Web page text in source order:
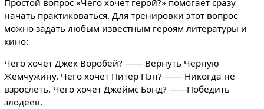
Простой вопрос «Чего хочет герой?» помогает сразу
начать практиковаться. Для тренировки этот вопрос
можно задать любым известным героям литературы и
кино:
Чего хочет Джек Воробей? —— Вернуть Черную
Жемчужину. Чего хочет Питер Пэн? —— Никогда не
взрослеть. Чего хочет Джеймс Бонд? ——Победить
злодеев.